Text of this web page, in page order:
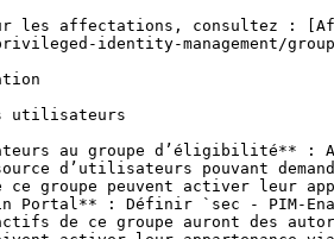
les affectations, consultez :
identity-management/
utilisateurs
au groupe d’éligibilité** :
Portal** : Définir `sec - PIM-